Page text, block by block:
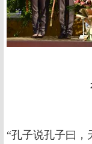
“孔子说孔子曰